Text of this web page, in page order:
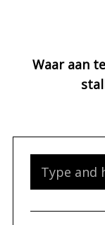
Waar aan